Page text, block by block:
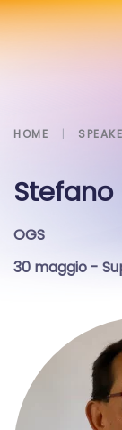
HOME
Stefano
OGS
30 maggio -